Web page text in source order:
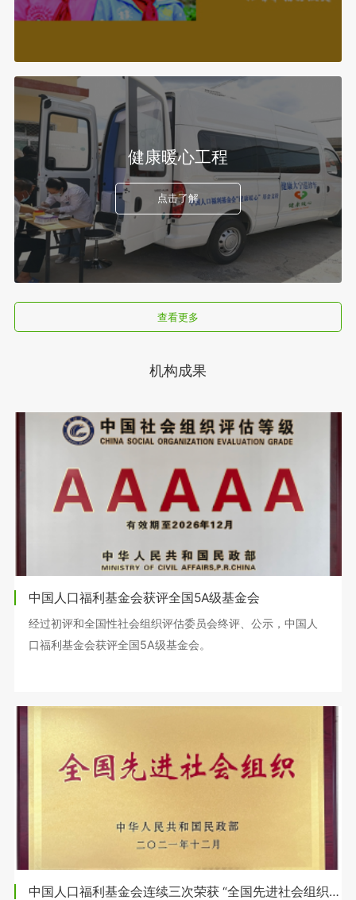
健康暖心工程
点击了解
查看更多
机构成果
中国人口福利基金会获评全国5A级基金会
经过初评和全国性社会组织评估委员会终评、公示，中国人
口福利基金会获评全国5A级基金会。
中国人口福利基金会连续三次荣获 “全国先进社会组织”荣誉称号